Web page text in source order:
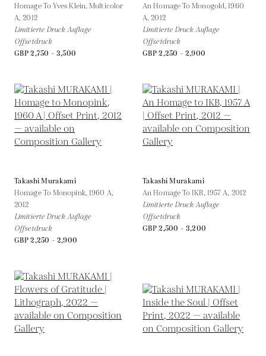
Homage To Yves Klein, Multicolor
A,2012
Limitierte Druck Auflage
Offsetdruck
GBP 2,750 - 3,500
An Homage To Monogold, 1960
A,2012
Limitierte Druck Auflage
Offsetdruck
GBP 2,250 - 2,900
Takashi Murakami
Homage To Monopink, 1960 A,
2012
Limitierte Druck Auflage
Offsetdruck
GBP 2,250 - 2,900
Takashi Murakami
An Homage To IKB, 1957 A, 2012
Limitierte Druck Auflage
Offsetdruck
GBP 2,500 - 3,200